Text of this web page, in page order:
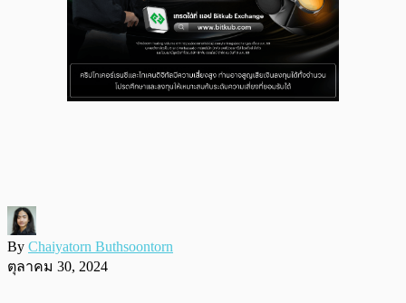
By Chaiyatorn Buthsoontorn
ตุลาคม 30, 2024